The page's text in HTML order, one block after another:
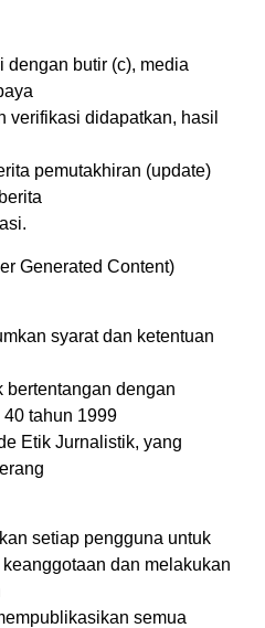
dengan butir (c), media
verifikasi didapatkan, hasil
pemutakhiran (update)
Generated Content)
syarat dan ketentuan
bertentangan dengan
tahun 1999
Etik Jurnalistik, yang
setiap pengguna untuk
dan melakukan
semua